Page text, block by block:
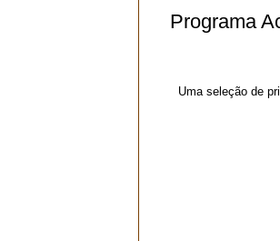
Programa
Uma seleção de